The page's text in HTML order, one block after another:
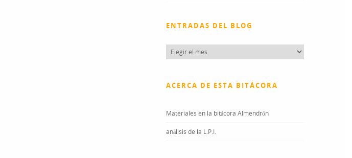
ENTRADAS DEL BLOG
Entradas
del
ACERCA DE ESTA BITÁCORA
Materiales en la bitácora Almendrón
análisis de la L.P.I.